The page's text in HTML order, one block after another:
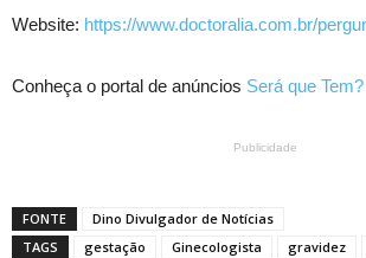
Website: https://www.doctoralia.com.br/
Conheça o portal de anúncios Será que Tem?
Publicidade
FONTE
Dino Divulgador de Notícias
TAGS
gestação Ginecologista gravidez